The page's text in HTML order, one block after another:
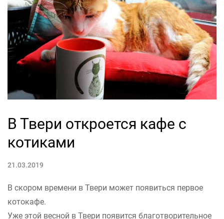
В Твери откроется кафе с
котиками
21.03.2019
В скором времени в Твери может появиться первое
котокафе.
Уже этой весной в Твери появится благотворительное